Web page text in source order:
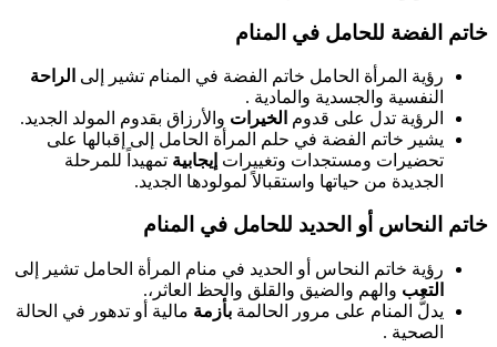
خاتم الفضة للحامل في المنام
رؤية المرأة الحامل خاتم الفضة في المنام تشير إلى الراحة
النفسية والجسدية والمادية .
الرؤية تدل على قدوم الخيرات والأرزاق بقدوم المولد الجديد.
يشير خاتم الفضة في حلم المرأة الحامل إلى إقبالها على
تحضيرات ومستجدات وتغييرات إيجابية تمهيداً للمرحلة
الجديدة من حياتها واستقبالاً لمولودها الجديد.
خاتم النحاس أو الحديد للحامل في المنام
رؤية خاتم النحاس أو الحديد في منام المرأة الحامل تشير إلى
التعب والهم والضيق والقلق والحظ العاثر،.
يدلُّ المنام على مرور الحالمة بأزمة مالية أو تدهور في الحالة
الصحية .